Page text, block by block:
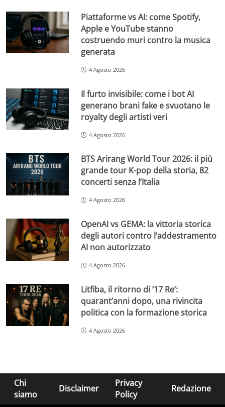
Piattaforme vs AI: come Spotify,
Apple e YouTube stanno
costruendo muri contro la musica
generata
4 Agosto 2026
Il furto invisibile: come i bot AI
generano brani fake e svuotano le
royalty degli artisti veri
4 Agosto 2026
BTS Arirang World Tour 2026: il più
grande tour K-pop della storia, 82
concerti senza l’Italia
4 Agosto 2026
OpenAI vs GEMA: la vittoria storica
degli autori contro l’addestramento
AI non autorizzato
4 Agosto 2026
Litfiba, il ritorno di ’17 Re’:
quarant’anni dopo, una rivincita
politica con la formazione storica
4 Agosto 2026
Chi
siamo
Disclaimer
Privacy
Policy
Redazione